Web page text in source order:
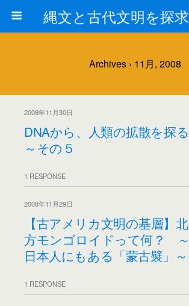
Archives › 11月, 2008
2008年11月30日
DNAから、人類の拡散を探る
～その５
1 RESPONSE
2008年11月29日
【古アメリカ文明の基層】北
方モンゴロイドって何？ ～
日本人にもある「蒙古襞」～
1 RESPONSE